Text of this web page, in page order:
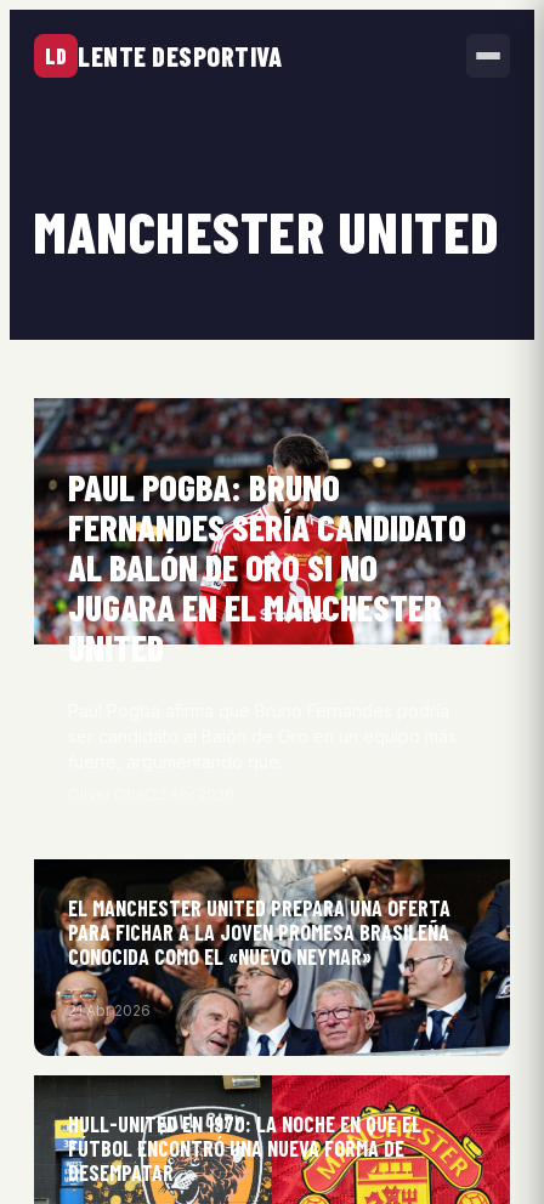
LD LENTE DESPORTIVA
MANCHESTER UNITED
PAUL POGBA: BRUNO
FERNANDES SERÍA CANDIDATO
AL BALÓN DE ORO SI NO
JUGARA EN EL MANCHESTER
UNITED
EL MANCHESTER UNITED PREPARA UNA OFERTA
PARA FICHAR A LA JOVEN PROMESA BRASILEÑA
CONOCIDA COMO EL «NUEVO NEYMAR»
21 Abr 2026
HULL-UNITED EN 1970: LA NOCHE EN QUE EL
FÚTBOL ENCONTRÓ UNA NUEVA FORMA DE
DESEMPATAR